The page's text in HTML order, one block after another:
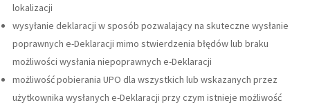
lokalizacji
wysyłanie deklaracji w sposób pozwalający na skuteczne wysłanie
poprawnych e-Deklaracji mimo stwierdzenia błędów lub braku
możliwości wysłania niepoprawnych e-Deklaracji
możliwość pobierania UPO dla wszystkich lub wskazanych przez
użytkownika wysłanych e-Deklaracji przy czym istnieje możliwość